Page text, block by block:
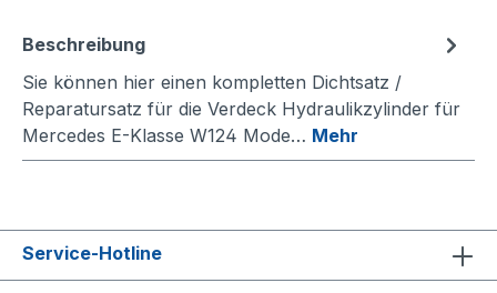
Beschreibung
Sie können hier einen kompletten Dichtsatz /
Reparatursatz für die Verdeck Hydraulikzylinder für
Mercedes E-Klasse W124 Mode… Mehr
Service-Hotline